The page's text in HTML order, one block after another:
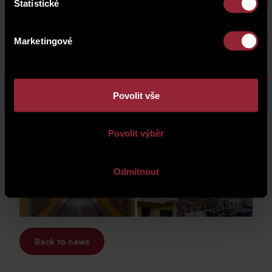
Statistické
Marketingové
Povolit vše
Povolit výběr
Odmítnout
home.cz
Back to news